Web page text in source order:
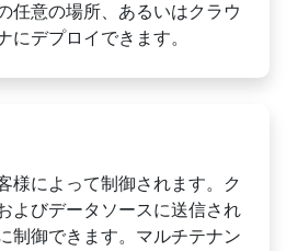
任意の場所、あるいはクラウ
にデプロイできます。
様によって制御されます。ク
よびデータソースに送信され
制御できます。マルチテナン